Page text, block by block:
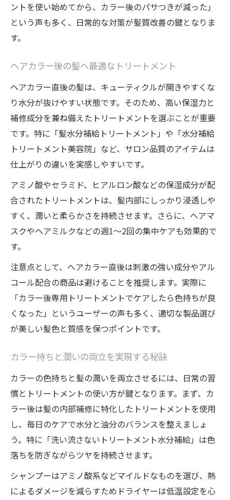
ントを使い始めてから、カラー後のパサつきが減った」
という声も多く、日常的な対策が髪質改善の鍵となりま
す。
ヘアカラー後の髪へ最適なトリートメント
ヘアカラー直後の髪は、キューティクルが開きやすくな
り水分が抜けやすい状態です。そのため、高い保湿力と
補修成分を兼ね備えたトリートメントを選ぶことが重要
です。特に「髪水分補給トリートメント」や「水分補給
トリートメント美容院」など、サロン品質のアイテムは
仕上がりの違いを実感しやすいです。
アミノ酸やセラミド、ヒアルロン酸などの保湿成分が配
合されたトリートメントは、髪内部にしっかり浸透しや
すく、潤いと柔らかさを持続させます。さらに、ヘアマ
スクやヘアミルクなどの週1〜2回の集中ケアも効果的で
す。
注意点として、ヘアカラー直後は刺激の強い成分やアル
コール配合の商品は避けることを推奨します。実際に
「カラー後専用トリートメントでケアしたら色持ちが良
くなった」というユーザーの声も多く、適切な製品選び
が美しい髪色と質感を保つポイントです。
カラー持ちと潤いの両立を実現する秘訣
カラーの色持ちと髪の潤いを両立させるには、日常の習
慣とトリートメントの使い方が鍵となります。まず、カ
ラー後は髪の内部補修に特化したトリートメントを使用
し、毎日のケアで水分と油分のバランスを整えましょ
う。特に「洗い流さないトリートメント水分補給」は色
落ちを防ぎながらツヤを持続させます。
シャンプーはアミノ酸系などマイルドなものを選び、熱
によるダメージを減らすためドライヤーは低温設定を心